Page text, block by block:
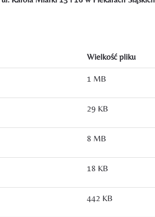
Wielkość pliku
1 MB
29 KB
8 MB
18 KB
442 KB